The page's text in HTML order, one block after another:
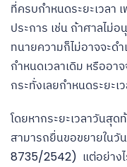
ที่ครบกำหนดระยะเวลา
ประการ เช่น ถ้าศาลไม่
ทนายความก็ไม่อาจจะด
กำหนดเวลาเดิม หรืออ
กระทั่งเลยกำหนดระยะ
โดยหากระยะเวลาวันสุ
สามารถยื่นขอขยายในวั
8735/2542) แต่อย่าง